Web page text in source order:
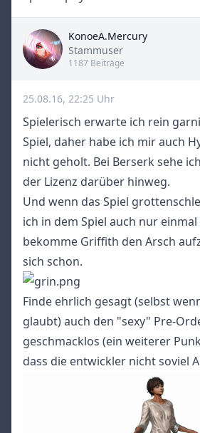
KonoeA.Mercury
Title
Stammuser
1187 Beiträge
25.08.16, 22:25 Uhr
Spielerisch erwarte ich rein
Spiel, daher habe ich mir auch
nicht geholt. Bei Berserk sehe
der Lizenz darüber hinweg.
Und wenn das Spiel
ich in dem Spiel auch nur einmal
bekomme Griffith den Arsch
sich schon.
Finde ehrlich gesagt (selbst
glaubt) auch den "sexy" Pre-
geschmacklos (ein weiterer
dass die entwickler nicht soviel